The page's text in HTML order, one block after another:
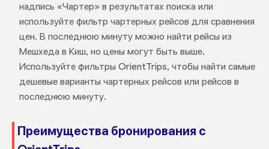
надпись «Чартер» в результатах поиска или
используйте фильтр чартерных рейсов для сравнения
цен. В последнюю минуту можно найти рейсы из
Мешхеда в Киш, но цены могут быть выше.
Используйте фильтры OrientTrips, чтобы найти самые
дешевые варианты чартерных рейсов или рейсов в
последнюю минуту.
Преимущества бронирования с